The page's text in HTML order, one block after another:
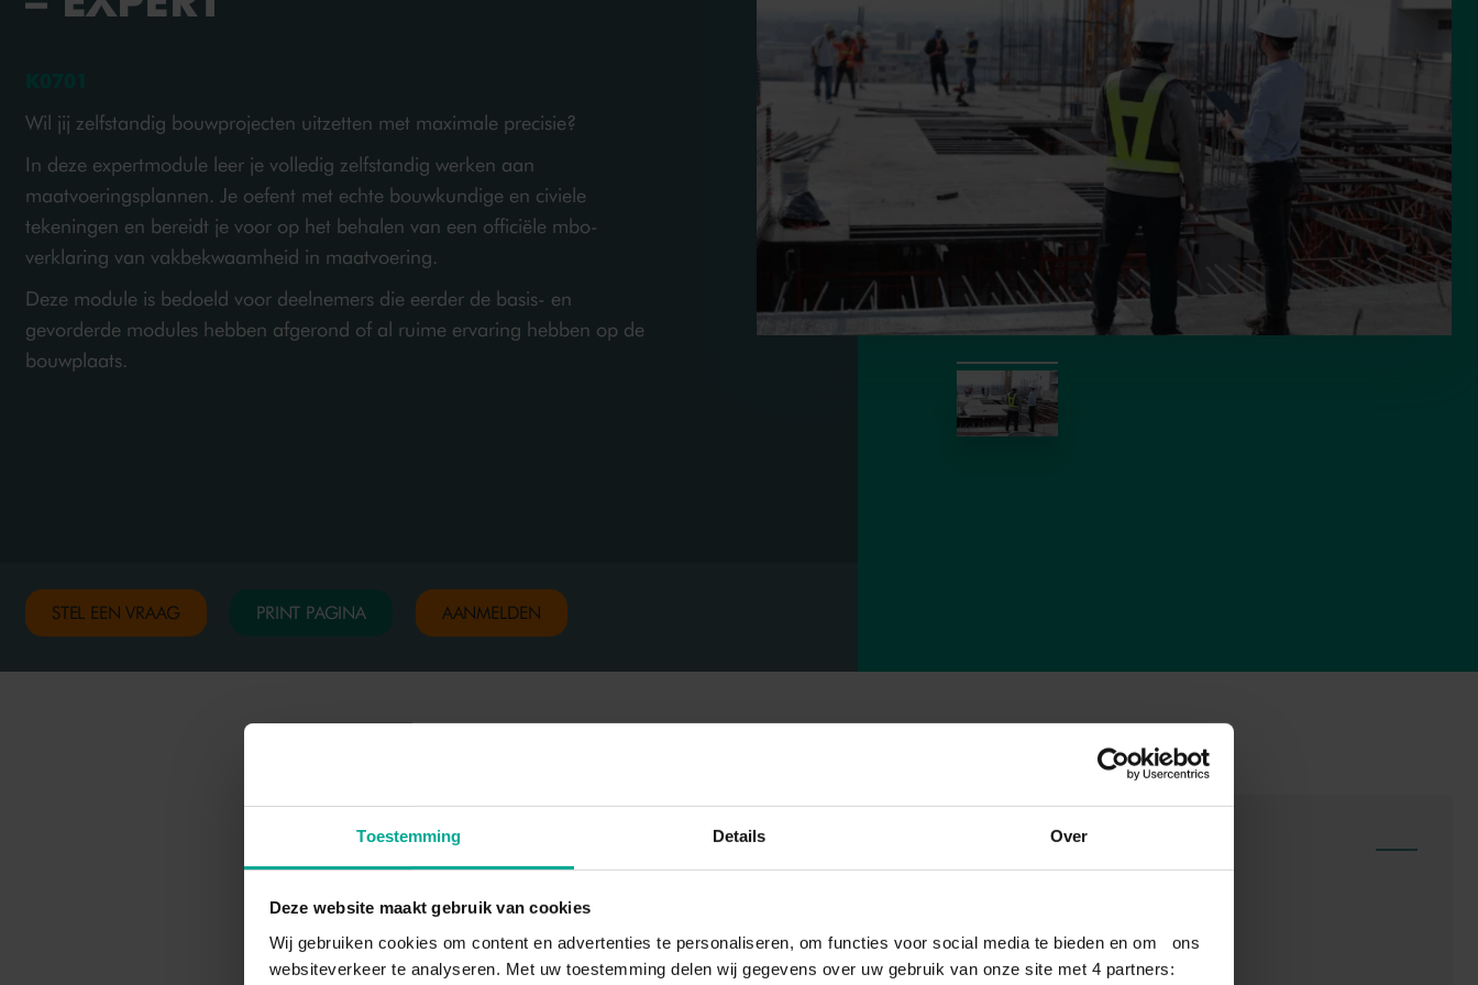
Toestemming Details Over
Deze website maakt gebruik van cookies
Wij gebruiken cookies om content en advertenties te personaliseren, om functies voor social media te bieden en om ons
websiteverkeer te analyseren. Met uw toestemming delen wij gegevens over uw gebruik van onze site met 4 partners:
Wil jij zelfstandig bouwprojecten uitzetten met maximale precisie?
In deze expertmodule leer je volledig zelfstandig werken aan
maatvoeringsplannen. Je oefent met echte bouwkundige en civiele
tekeningen en bereidt je voor op het behalen van een officiële mbo-
verklaring van vakbekwaamheid in maatvoering.
Deze module is bedoeld voor deelnemers die eerder de basis- en
gevorderde modules hebben afgerond of al ruime ervaring hebben op de
bouwplaats.
STEL EEN VRAAG PRINT PAGINA AANMELDEN
WAT LEER JE?
Je ontwikkelt vaardigheden om:
Zelfstandig maatvoeringsplannen te lezen en uitvoeren